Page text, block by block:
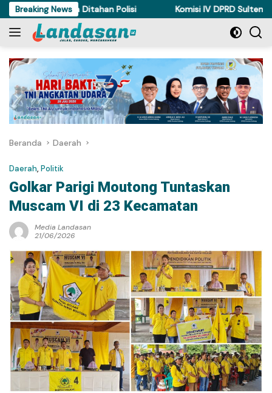
Langsung
ke
konten
Breaking News
Akhirnya Ditahan Polisi Komisi IV DPRD Sulteng
Beranda Daerah
Daerah, Politik
Golkar Parigi Moutong Tuntaskan
Muscam VI di 23 Kecamatan
Media Landasan
21/06/2026